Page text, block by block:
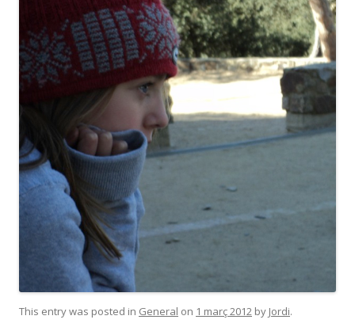
This entry was posted in General on 1 març 2012 by Jordi.